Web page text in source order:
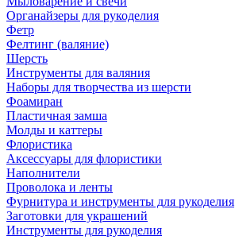
Органайзеры для рукоделия
Фетр
Фелтинг (валяние)
Шерсть
Инструменты для валяния
Наборы для творчества из шерсти
Фоамиран
Пластичная замша
Молды и каттеры
Флористика
Аксессуары для флористики
Наполнители
Проволока и ленты
Фурнитура и инструменты для рукоделия
Заготовки для украшений
Инструменты для рукоделия